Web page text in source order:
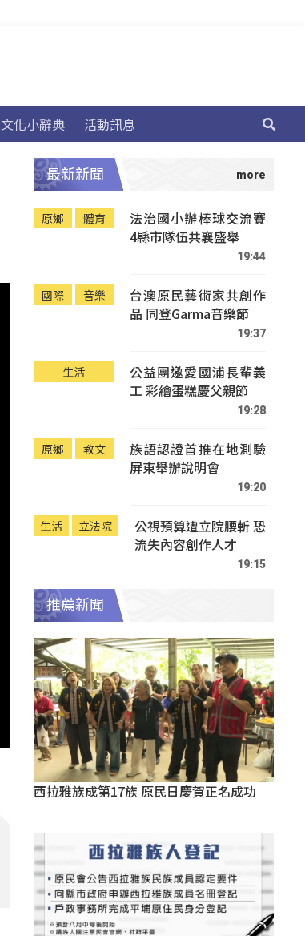
文化小辭典 活動訊息
最新新聞
原鄉 體育
法治國小辦棒球交流賽
4縣市隊伍共襄盛舉
19:44
國際 音樂
台澳原民藝術家共創作
品 同登Garma音樂節
19:37
生活
公益團邀愛國浦長輩義
工 彩繪蛋糕慶父親節
19:28
原鄉 教文
族語認證首推在地測驗
屏東舉辦說明會
19:20
生活 立法院
公視預算遭立院腰斬 恐
流失內容創作人才
19:15
推薦新聞
西拉雅族成第17族 原民日慶賀正名成功